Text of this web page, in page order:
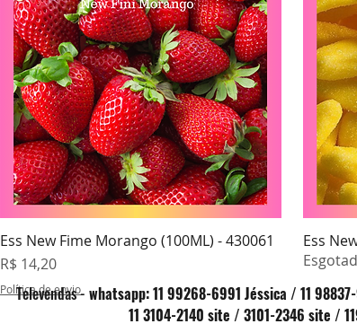
Visualização rápida
Ess New Fime Morango (100ML) - 430061
Preço
R$ 14,20
Política de envio
Ess
Televendas - whatsapp: 11 99268-6991 Jéssica / 11
11 3104-2140 site / 3101-2346 site /